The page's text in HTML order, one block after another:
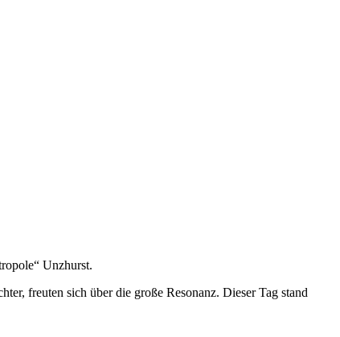
Unzhurst.
freuten sich über die große Resonanz. Dieser Tag stand